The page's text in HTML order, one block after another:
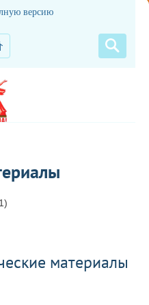
версию
материалы